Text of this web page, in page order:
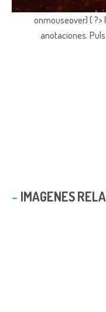
onmouseover) {
anotaciones.
IMAGENES